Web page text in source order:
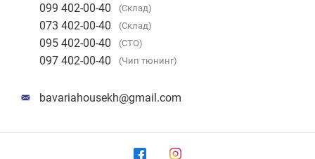
099 402-00-40 (Склад)
073 402-00-40 (Склад)
095 402-00-40 (СТО)
097 402-00-40 (Чип тюнинг)
bavariahousekh@gmail.com